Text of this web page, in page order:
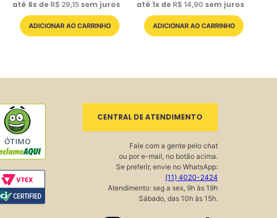
até 6x de R$ 29,15 sem juros até 1x de R$ 14,90 sem juros
ÓTIMO
CENTRAL DE ATENDIMENTO
Fale com a gente pelo chat
ou por e-mail, no botão acima.
Se preferir, envie no WhatsApp:
(11) 4020-2424
Atendimento: seg a sex, 9h às 19h
Sábado, das 10h às 15h.